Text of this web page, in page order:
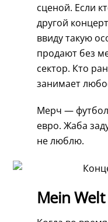
сценой. Если
другой
ввиду такую
продают без
сектор. Кто
занимает
Мерч —
евро. Жаба
не люблю.
Mein Welt